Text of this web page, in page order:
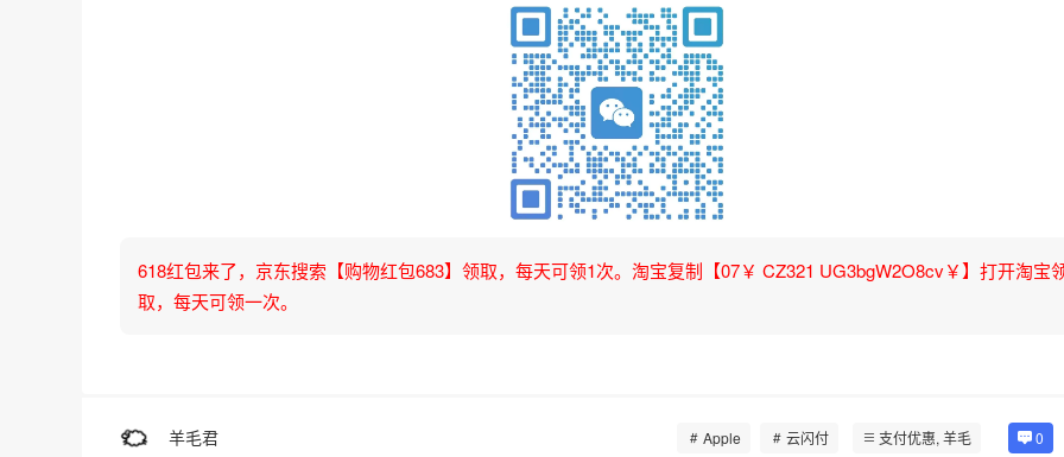
618红包来了，京东搜索【购物红包683】领取，每天可领1次。淘宝复制【07￥ CZ321 UG3bgW2O8cv￥】打开淘宝
取，每天可领一次。
羊毛君 Apple 云闪付 支付优惠, 羊毛 0